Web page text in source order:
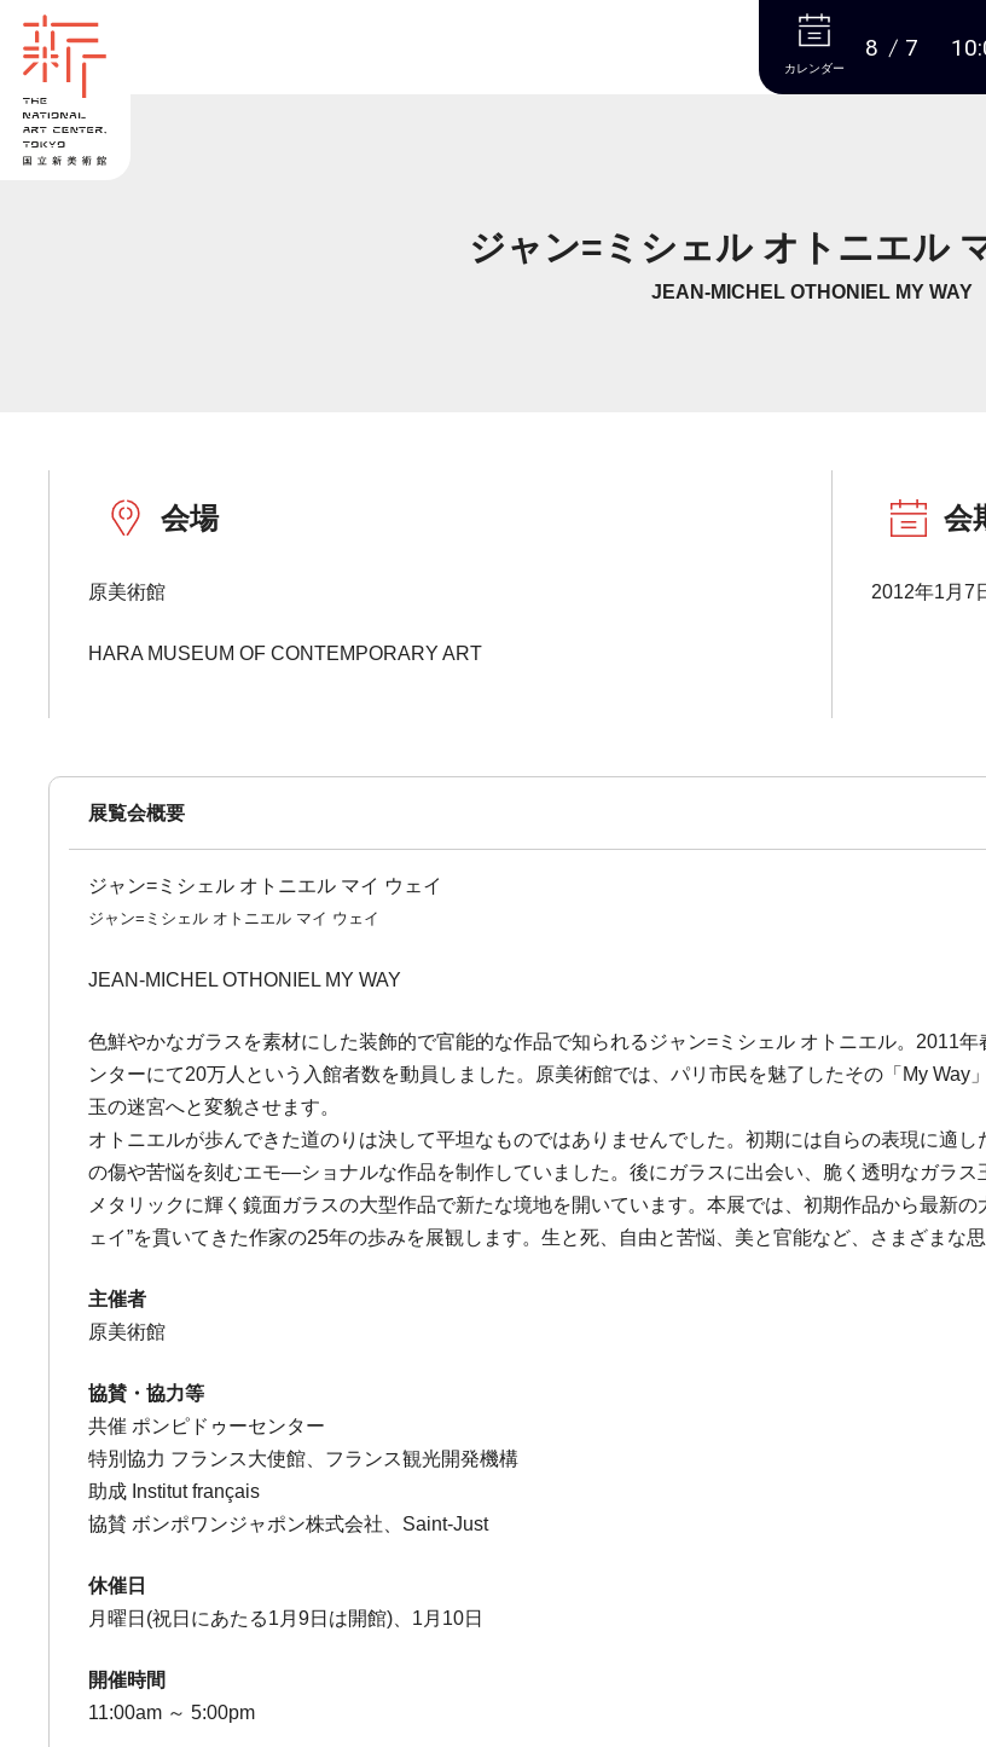
本文へ
カレンダー
8 7
ジャン=ミシェル オトニエル
JEAN-MICHEL OTHONIEL MY WAY
会場
原美術館
HARA MUSEUM OF CONTEMPORARY ART
会
2012年1月7
展覧会概要
ジャン=ミシェル オトニエル マイ ウェイ
ジャン=ミシェル オトニエル マイ ウェイ
JEAN-MICHEL OTHONIEL MY WAY
色鮮やかなガラスを素材にした装飾的で官能的な作品で知られるジャン=ミシェル オトニエル。2011
ンターにて20万人という入館者数を動員しました。原美術館では、パリ市民を魅了したその「My
玉の迷宮へと変貌させます。
オトニエルが歩んできた道のりは決して平坦なものではありませんでした。初期には自らの表現に適
の傷や苦悩を刻むエモ―ショナルな作品を制作していました。後にガラスに出会い、脆く透明なガラス
メタリックに輝く鏡面ガラスの大型作品で新たな境地を開いています。本展では、初期作品から最新
ェイ”を貫いてきた作家の25年の歩みを展観します。生と死、自由と苦悩、美と官能など、さまざまな
主催者
原美術館
協賛・協力等
共催 ポンピドゥーセンター
特別協力 フランス大使館、フランス観光開発機構
助成 Institut français
協賛 ボンポワンジャポン株式会社、Saint-Just
休催日
月曜日(祝日にあたる1月9日は開館)、1月10日
開催時間
11:00am ～ 5:00pm